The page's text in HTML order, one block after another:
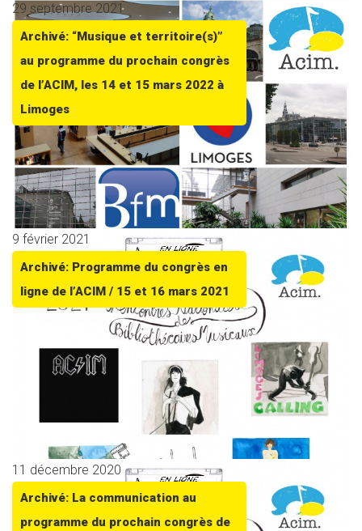
29 septembre 2021
Archivé: “Musique et territoire(s)”
au programme du prochain congrès
de l’ACIM, les 14 et 15 mars 2022 à
Limoges
9 février 2021
Archivé: Programme du congrès en
ligne de l’ACIM / 15 et 16 mars 2021
11 décembre 2020
Archivé: La communication au
programme du prochain congrès de